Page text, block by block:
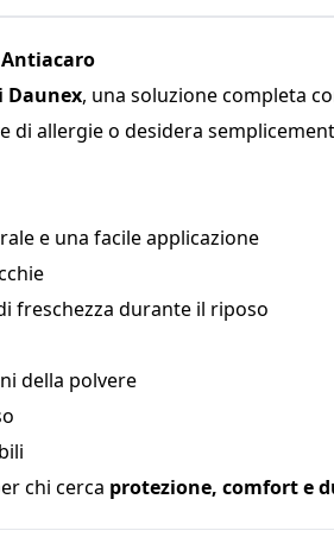
Daunex, una soluzione completa
di allergie o desidera
e una facile applicazione
freschezza durante il riposo
della polvere
chi cerca protezione, comfort e